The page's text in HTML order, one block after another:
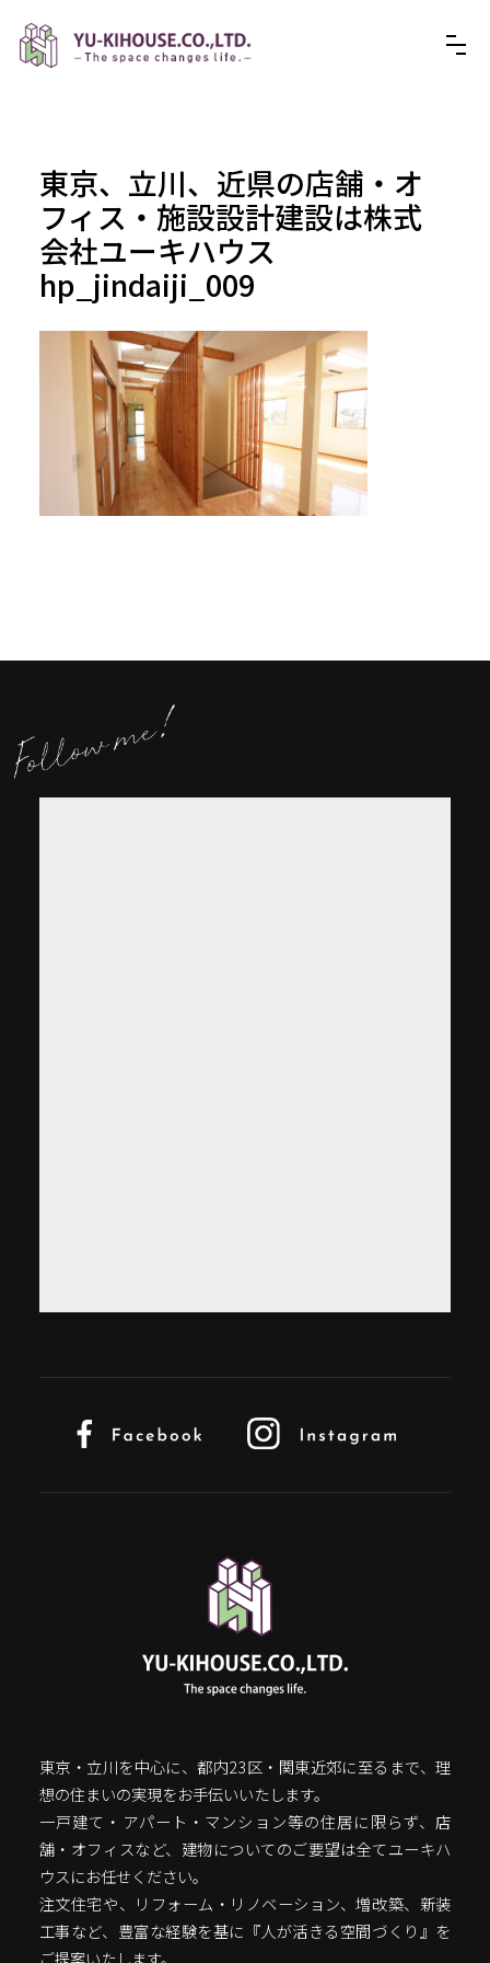
東京、立川、近県の店舗・オ
フィス・施設設計建設は株式
会社ユーキハウス
hp_jindaiji_009
東京・立川を中心に、都内23区・関東近郊に至るまで、理
想の住まいの実現をお手伝いいたします。
一戸建て・アパート・マンション等の住居に限らず、店
舗・オフィスなど、建物についてのご要望は全てユーキハ
ウスにお任せください。
注文住宅や、リフォーム・リノベーション、増改築、新装
工事など、豊富な経験を基に『人が活きる空間づくり』を
ご提案いたします。